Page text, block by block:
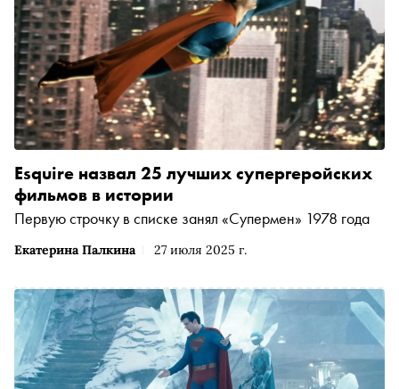
Екатерина Палкина 27 июля 2025 г.
Esquire назвал 25 лучших супергеройских
фильмов в истории
Первую строчку в списке занял «Супермен» 1978 года